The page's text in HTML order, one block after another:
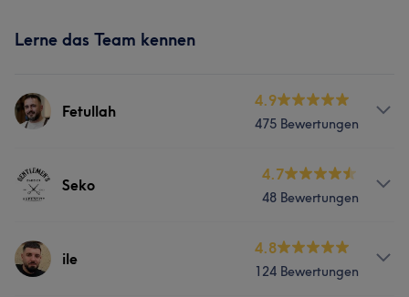
Lerne das Team kennen
Fetullah
4.9
475 Bewertungen
Services
Was unsere Kunden über Fetullah sagen
Seko
4.7
48 Bewertungen
Services
ile
4.8
124 Bewertungen